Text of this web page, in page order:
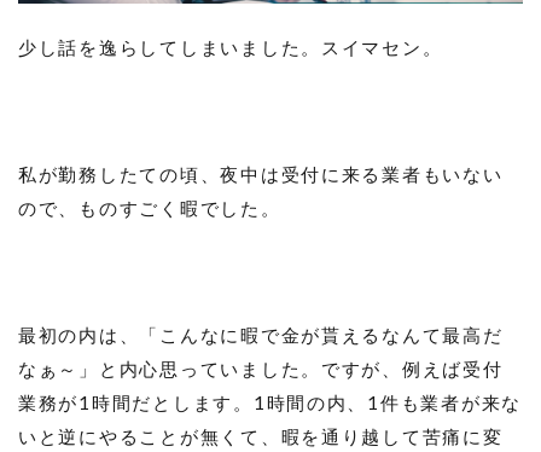
少し話を逸らしてしまいました。スイマセン。
私が勤務したての頃、夜中は受付に来る業者もいない
ので、ものすごく暇でした。
最初の内は、「こんなに暇で金が貰えるなんて最高だ
なぁ～」と内心思っていました。ですが、例えば受付
業務が1時間だとします。1時間の内、1件も業者が来な
いと逆にやることが無くて、暇を通り越して苦痛に変